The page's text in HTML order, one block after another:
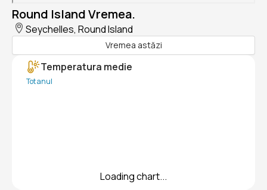
Round Island Vremea.
Seychelles, Round Island
Vremea astăzi
Temperatura medie
Tot anul
Loading chart...